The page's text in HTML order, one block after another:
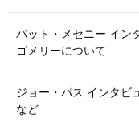
パット・メセニー イン
ゴメリーについて
ジョー・パス インタビ
など